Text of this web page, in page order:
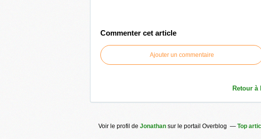
Commenter cet article
Ajouter un commentaire
Retour à
Voir le profil de Jonathan sur le portail Overblog Top